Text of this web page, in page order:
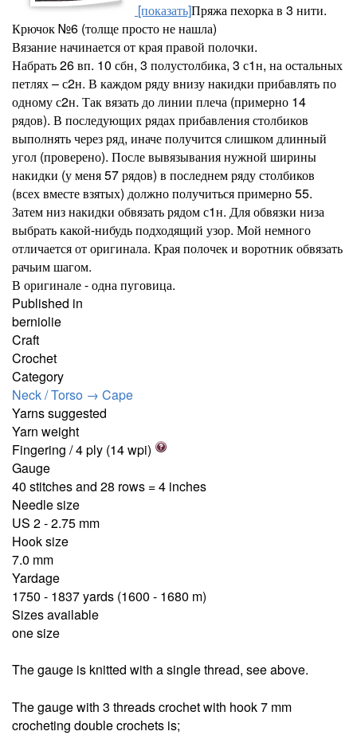
[показать]Пряжа пехорка в 3 нити.
Крючок №6 (толще просто не нашла)
Вязание начинается от края правой полочки.
Набрать 26 вп. 10 сбн, 3 полустолбика, 3 с1н, на остальных
петлях – с2н. В каждом ряду внизу накидки прибавлять по
одному с2н. Так вязать до линии плеча (примерно 14
рядов). В последующих рядах прибавления столбиков
выполнять через ряд, иначе получится слишком длинный
угол (проверено). После вывязывания нужной ширины
накидки (у меня 57 рядов) в последнем ряду столбиков
(всех вместе взятых) должно получиться примерно 55.
Затем низ накидки обвязать рядом с1н. Для обвязки низа
выбрать какой-нибудь подходящий узор. Мой немного
отличается от оригинала. Края полочек и воротник обвязать
рачьим шагом.
В оригинале - одна пуговица.
Published in
berniolie
Craft
Crochet
Category
Neck / Torso → Cape
Yarns suggested
Yarn weight
Fingering / 4 ply (14 wpi)
Gauge
40 stitches and 28 rows = 4 inches
Needle size
US 2 - 2.75 mm
Hook size
7.0 mm
Yardage
1750 - 1837 yards (1600 - 1680 m)
Sizes available
one size
The gauge is knitted with a single thread, see above.
The gauge with 3 threads crochet with hook 7 mm
crocheting double crochets is;